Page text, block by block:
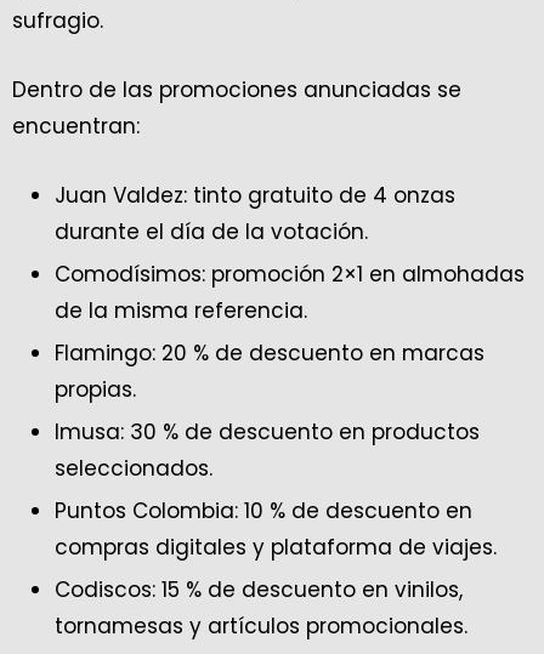
sufragio.
Dentro de las promociones anunciadas se
encuentran:
Juan Valdez: tinto gratuito de 4 onzas
durante el día de la votación.
Comodísimos: promoción 2×1 en almohadas
de la misma referencia.
Flamingo: 20 % de descuento en marcas
propias.
Imusa: 30 % de descuento en productos
seleccionados.
Puntos Colombia: 10 % de descuento en
compras digitales y plataforma de viajes.
Codiscos: 15 % de descuento en vinilos,
tornamesas y artículos promocionales.